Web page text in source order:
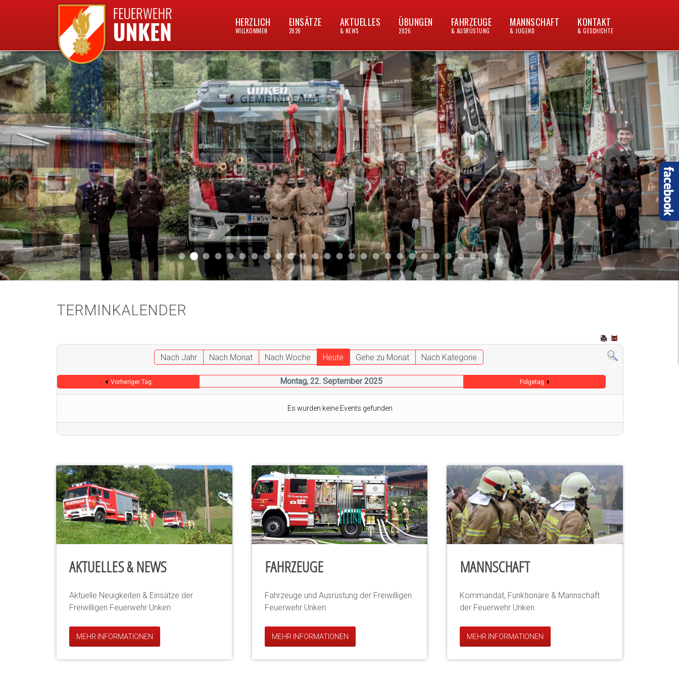
HERZLICH
WILLKOMMEN
EINSÄTZE
2026
AKTUELLES
& NEWS
ÜBUNGEN
2026
FAHRZEUGE
& AUSRÜSTUNG
MANNSCHAFT
& JUGEND
KONTAKT
& GESCHICHTE
Aktuell 046Aktuell 047
Start 011Aktuell 044
Aktuell 043
Aktuell 041
Aktuell 042
Aktuell 035
Aktuell 031
Aktuell 032
Aktuell 033
Aktuell 029
Aktuell 027
Aktuell 026
Start 013Aktuell 024
Aktuell 019
Auto 010Start 010
Start 002Auto 002Auto 009Auto 006Start 008Start 005
Start 003Start 006
TERMINKALENDER
Nach Jahr Nach Monat Nach Woche Heute Gehe zu Monat Nach Kategorie
Vorheriger Tag Montag, 22. September 2025 Folgetag
Es wurden keine Events gefunden
AKTUELLES & NEWS
Aktuelle Neuigkeiten & Einsätze der
Freiwilligen Feuerwehr Unken
MEHR INFORMATIONEN
FAHRZEUGE
Fahrzeuge und Ausrüstung der Freiwilligen
Feuerwehr Unken
MEHR INFORMATIONEN
MANNSCHAFT
Kommandat, Funktionäre & Mannschaft
der Feuerwehr Unken
MEHR INFORMATIONEN